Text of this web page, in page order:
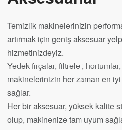
Temizlik makinelerinizin
artırmak için geniş aksesuar
hizmetinizdeyiz.
Yedek fırçalar, filtreler,
makinelerinizin her zaman en iyi
sağlar.
Her bir aksesuar, yüksek kalite
olup, makinenize tam uyum